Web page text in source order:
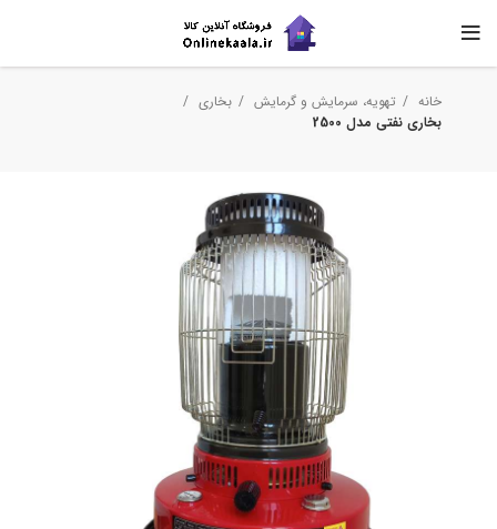
خانه تهویه، سرمایش و گرمایش
بخاری
بخاری نفتی مدل 2500